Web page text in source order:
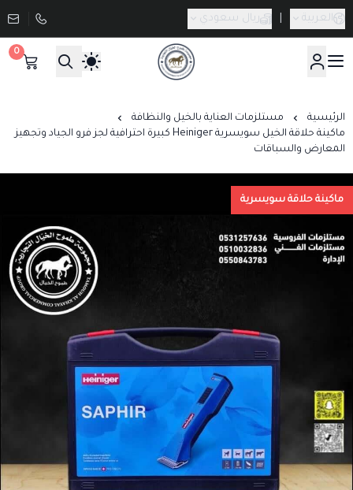
العربية ريال سعودي
صيدلية طموح الخيال البيطرية
0
الرئيسية
مستلزمات العناية بالخيل والنظافة
ماكينة حلاقة الخيل سويسرية Heiniger كبيرة احترافية لجز فرو الجياد وتجهيز
المعارض والسباقات
ماكينة حلاقة سويسرية